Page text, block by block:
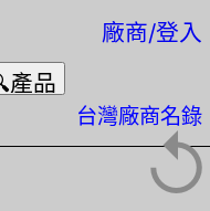
廠商/登入
台灣廠商名錄
↺